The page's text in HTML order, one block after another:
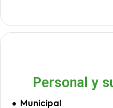
Personal y
Municipal